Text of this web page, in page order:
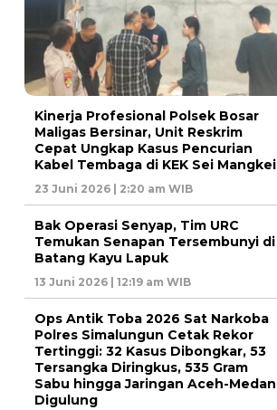
Kinerja Profesional Polsek Bosar
Maligas Bersinar, Unit Reskrim
Cepat Ungkap Kasus Pencurian
Kabel Tembaga di KEK Sei Mangkei
23 Juni 2026 | 2:20 am WIB
Bak Operasi Senyap, Tim URC
Temukan Senapan Tersembunyi di
Batang Kayu Lapuk
13 Juni 2026 | 12:19 am WIB
Ops Antik Toba 2026 Sat Narkoba
Polres Simalungun Cetak Rekor
Tertinggi: 32 Kasus Dibongkar, 53
Tersangka Diringkus, 535 Gram
Sabu hingga Jaringan Aceh-Medan
Digulung